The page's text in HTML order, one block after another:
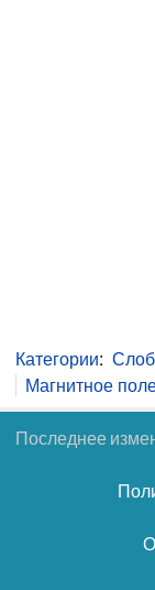
Категории:
Магнитное
Последнее